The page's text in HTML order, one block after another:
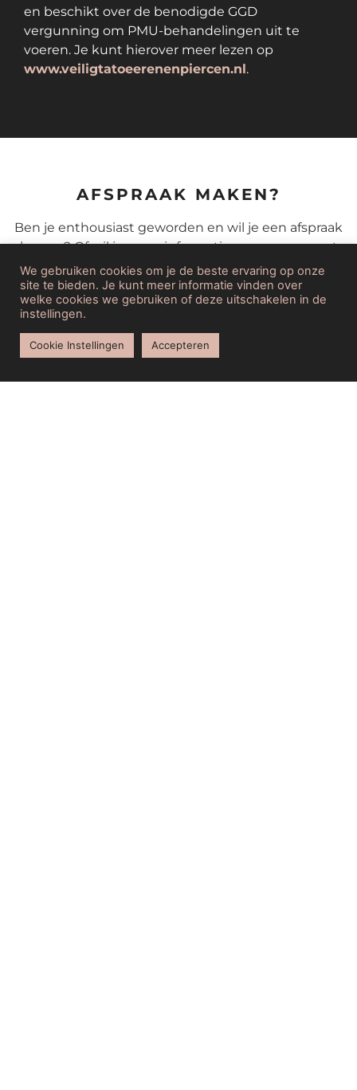
en beschikt over de benodigde GGD
vergunning om PMU-behandelingen uit te
voeren. Je kunt hierover meer lezen op
www.veiligtatoeerenenpiercen.nl.
AFSPRAAK MAKEN?
Ben je enthousiast geworden en wil je een afspraak
plannen? Of wil je meer informatie over permanente
make-up of een specifieke behandeling? Neem dan
via onderstaande button contact met mij op.
We gebruiken cookies om je de beste ervaring op onze
site te bieden. Je kunt meer informatie vinden over
welke cookies we gebruiken of deze uitschakelen in de
instellingen.
Cookie Instellingen Accepteren